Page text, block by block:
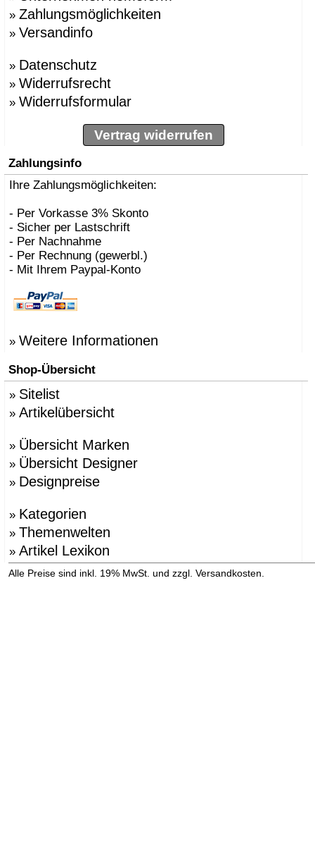
» Zahlungsmöglichkeiten
» Versandinfo
» Datenschutz
» Widerrufsrecht
» Widerrufsformular
Vertrag widerrufen
Zahlungsinfo
Ihre Zahlungsmöglichkeiten:
- Per Vorkasse 3% Skonto
- Sicher per Lastschrift
- Per Nachnahme
- Per Rechnung (gewerbl.)
- Mit Ihrem Paypal-Konto
» Weitere Informationen
Shop-Übersicht
» Sitelist
» Artikelübersicht
» Übersicht Marken
» Übersicht Designer
» Designpreise
» Kategorien
» Themenwelten
» Artikel Lexikon
Alle Preise sind inkl. 19% MwSt. und zzgl. Versandkosten.